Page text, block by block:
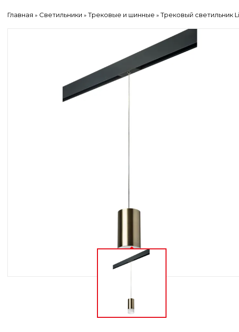
Главная » Светильники »Трековые и шинные »Трековый светильник